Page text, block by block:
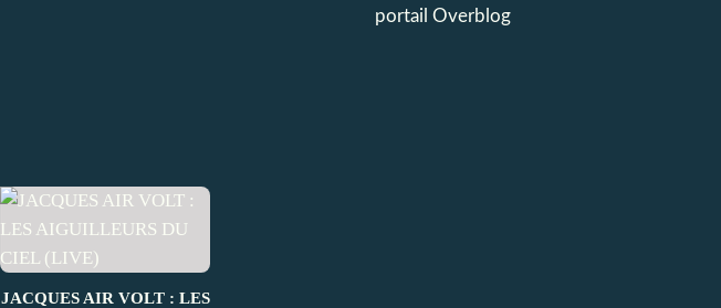
JACQUES AIR VOLT : LES
portail Overblog